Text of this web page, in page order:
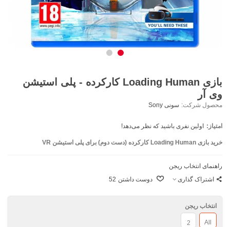
بازی Loading Human کارکرده - پلی استیشن
وی آر
محصول شرکت: سونی Sony
امتیاز: اولین نفری باشید که نظر می‌دهد!
خرید بازی Loading Human کارکرده (دست دوم) برای پلی استیشن VR
راهنمای انتخاب ریجن
اشتراک گذاری
دوست داشتن 52
انتخاب ریجن
All
2